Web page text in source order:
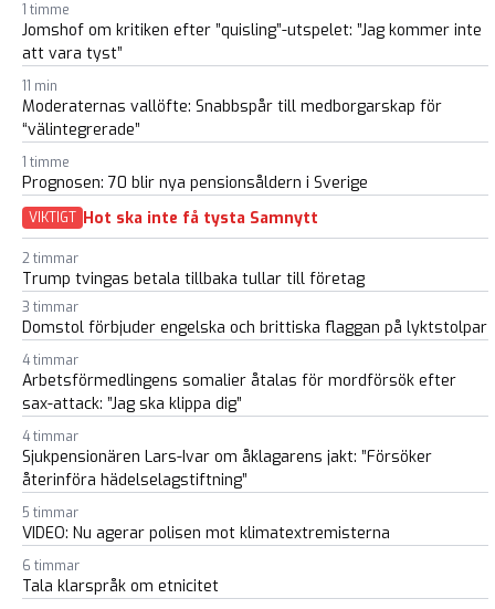
1 timme
Jomshof om kritiken efter ”quisling”-utspelet: ”Jag kommer inte
att vara tyst”
11 min
Moderaternas vallöfte: Snabbspår till medborgarskap för
“välintegrerade”
1 timme
Prognosen: 70 blir nya pensionsåldern i Sverige
VIKTIGT Hot ska inte få tysta Samnytt
2 timmar
Trump tvingas betala tillbaka tullar till företag
3 timmar
Domstol förbjuder engelska och brittiska flaggan på lyktstolpar
4 timmar
Arbetsförmedlingens somalier åtalas för mordförsök efter
sax-attack: ”Jag ska klippa dig”
4 timmar
Sjukpensionären Lars-Ivar om åklagarens jakt: ”Försöker
återinföra hädelselagstiftning”
5 timmar
VIDEO: Nu agerar polisen mot klimatextremisterna
6 timmar
Tala klarspråk om etnicitet